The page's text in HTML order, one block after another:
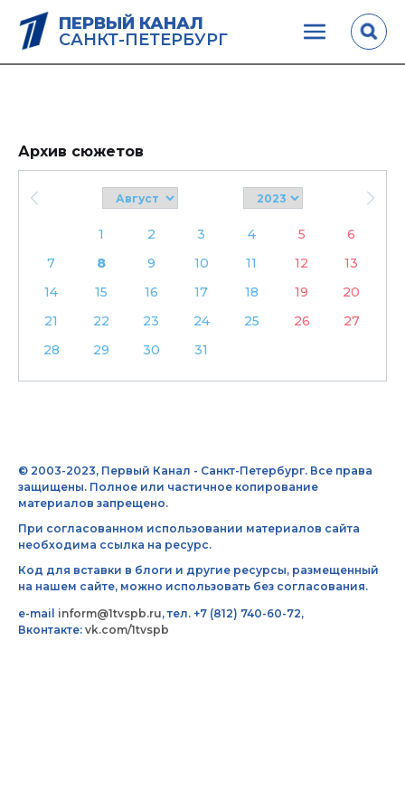
ПЕРВЫЙ КАНАЛ
САНКТ-ПЕТЕРБУРГ
Архив сюжетов
1 2 3 4 5
6
7
8 9 10 11 12
13
14
15 16 17 18 19
20
21
22 23 24 25 26
27
28
29 30 31
© 2003-2023, Первый Канал - Санкт-Петербург. Все права
защищены. Полное или частичное копирование
материалов запрещено.
При согласованном использовании материалов сайта
необходима ссылка на ресурс.
Код для вставки в блоги и другие ресурсы, размещенный
на нашем сайте, можно использовать без согласования.
e-mail inform@1tvspb.ru, тел. +7 (812) 740-60-72,
Вконтакте: vk.com/1tvspb